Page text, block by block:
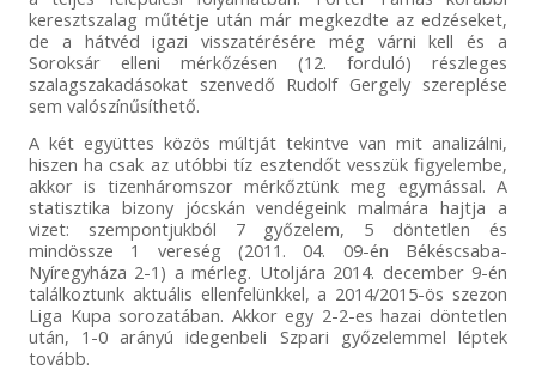
keresztszalag műtétje után már megkezdte az edzéseket,
de a hátvéd igazi visszatérésére még várni kell és a
Soroksár elleni mérkőzésen (12. forduló) részleges
szalagszakadásokat szenvedő Rudolf Gergely szereplése
sem valószínűsíthető.
A két együttes közös múltját tekintve van mit analizálni,
hiszen ha csak az utóbbi tíz esztendőt vesszük figyelembe,
akkor is tizenháromszor mérkőztünk meg egymással. A
statisztika bizony jócskán vendégeink malmára hajtja a
vizet: szempontjukból 7 győzelem, 5 döntetlen és
mindössze 1 vereség (2011. 04. 09-én Békéscsaba-
Nyíregyháza 2-1) a mérleg. Utoljára 2014. december 9-én
találkoztunk aktuális ellenfelünkkel, a 2014/2015-ös szezon
Liga Kupa sorozatában. Akkor egy 2-2-es hazai döntetlen
után, 1-0 arányú idegenbeli Szpari győzelemmel léptek
tovább.